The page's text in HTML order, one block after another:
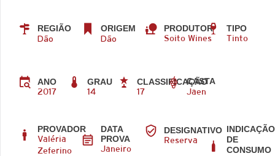
REGIÃO
Dão
ORIGEM
Dão
PRODUTOR
Soito Wines
TIPO
Tinto
ANO
2017
GRAU
14
CLASSIFICAÇÃO
17
CASTA
Jaen
PROVADOR
Valéria
Zeferino
DATA
PROVA
Janeiro
DESIGNATIVO
Reserva
INDICAÇÃO
DE
CONSUMO